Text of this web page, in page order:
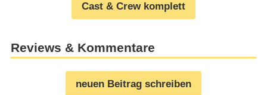
Cast & Crew komplett
Reviews & Kommentare
neuen Beitrag schreiben